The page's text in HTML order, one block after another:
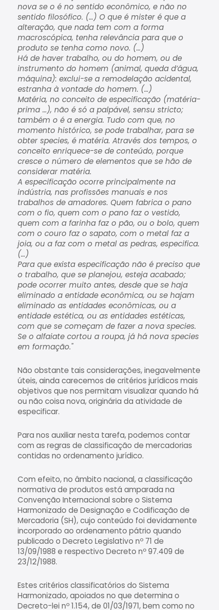
nova se o é no sentido econômico, e não no
sentido filosófico. (…) O que é mister é que a
alteração, que nada tem com a forma
macroscópica, tenha relevância para que o
produto se tenha como novo. (…)
Há de haver trabalho, ou do homem, ou de
instrumento do homem (animal, queda d’água,
máquina): exclui-se a remodelação acidental,
estranha à vontade do homem. (…)
Matéria, no conceito de especificação (matéria-
prima …), não é só a palpável, sensu stricto;
também o é a energia. Tudo com que, no
momento histórico, se pode trabalhar, para se
obter species, é matéria. Através dos tempos, o
conceito enriquece-se de conteúdo, porque
cresce o número de elementos que se hão de
considerar matéria.
A especificação ocorre principalmente na
indústria, nas profissões manuais e nos
trabalhos de amadores. Quem fabrica o pano
com o fio, quem com o pano faz o vestido,
quem com a farinha faz o pão, ou o bolo, quem
com o couro faz o sapato, com o metal faz a
joia, ou a faz com o metal as pedras, especifica.
(…)
Para que exista especificação não é preciso que
o trabalho, que se planejou, esteja acabado;
pode ocorrer muito antes, desde que se haja
eliminado a entidade econômica, ou se hajam
eliminado as entidades econômicas, ou a
entidade estética, ou as entidades estéticas,
com que se começam de fazer a nova species.
Se o alfaiate cortou a roupa, já há nova species
em formação."
Não obstante tais considerações, inegavelmente
úteis, ainda carecemos de critérios jurídicos mais
objetivos que nos permitam visualizar quando há
ou não coisa nova, originária da atividade de
especificar.
Para nos auxiliar nesta tarefa, podemos contar
com as regras de classificação de mercadorias
contidas no ordenamento jurídico.
Com efeito, no âmbito nacional, a classificação
normativa de produtos está amparada na
Convenção Internacional sobre o Sistema
Harmonizado de Designação e Codificação de
Mercadoria (SH), cujo conteúdo foi devidamente
incorporado ao ordenamento pátrio quando
publicado o Decreto Legislativo nº 71 de
13/09/1988 e respectivo Decreto nº 97.409 de
23/12/1988.
Estes critérios classificatórios do Sistema
Harmonizado, apoiados no que determina o
Decreto-lei nº 1.154, de 01/03/1971, bem como no